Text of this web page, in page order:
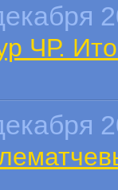
ЧР.